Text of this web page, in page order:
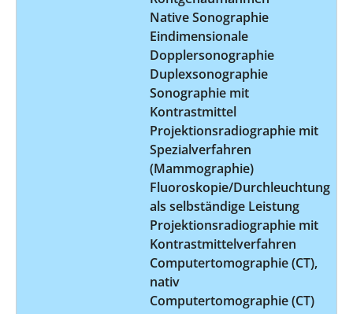
Native Sonographie
Eindimensionale
Dopplersonographie
Duplexsonographie
Sonographie mit
Kontrastmittel
Projektionsradiographie mit
Spezialverfahren
(Mammographie)
Fluoroskopie/Durchleuchtung
als selbständige Leistung
Projektionsradiographie mit
Kontrastmittelverfahren
Computertomographie (CT),
nativ
Computertomographie (CT)